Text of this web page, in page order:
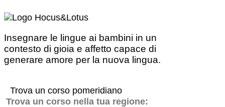
Insegnare le lingue ai bambini in un
contesto di gioia e affetto capace di
generare amore per la nuova lingua.
Trova un corso pomeridiano
Trova un corso nella tua regione: